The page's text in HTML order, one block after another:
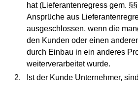
hat (Lieferantenregress gem.
Ansprüche aus
ausgeschlossen, wenn die
den Kunden oder einen
durch Einbau in ein anderes
weiterverarbeitet wurde.
Ist der Kunde Unternehmer,